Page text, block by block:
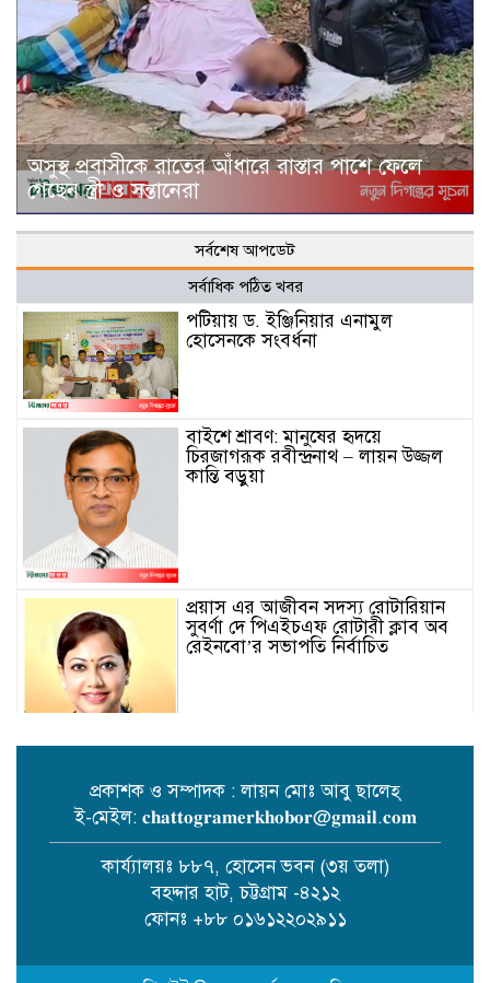
অসুস্থ প্রবাসীকে রাতের আঁধারে রাস্তার পাশে ফেলে
গেছেন স্ত্রী ও সন্তানেরা
সর্বশেষ আপডেট
সর্বাধিক পঠিত খবর
পটিয়ায় ড. ইঞ্জিনিয়ার এনামুল
হোসেনকে সংবর্ধনা
বাইশে শ্রাবণ: মানুষের হৃদয়ে
চিরজাগরূক রবীন্দ্রনাথ – লায়ন উজ্জল
কান্তি বড়ুয়া
প্রয়াস এর আজীবন সদস্য রোটারিয়ান
সুবর্ণা দে পিএইচএফ রোটারী ক্লাব অব
রেইনবো’র সভাপতি নির্বাচিত
তোমার গানে জাগবে জুলাই’
প্রতিযোগিতায় পুরস্কৃত হন জাসাস
চট্টগ্রাম মহানগর সদস‌্য স‌চিব মামুনুর
রশিদ শিপন।
পটিয়ায় র‍্যাবের অভিযানে তিন কোটি
প্রকাশক ও সম্পাদক : লায়ন মোঃ আবু ছালেহ্
ই-মেইল: 𝐜𝐡𝐚𝐭𝐭𝐨𝐠𝐫𝐚𝐦𝐞𝐫𝐤𝐡𝐨𝐛𝐨𝐫@𝐠𝐦𝐚𝐢𝐥.𝐜𝐨𝐦
কার্য্যালয়ঃ ৮৮৭, হোসেন ভবন (৩য় তলা)
বহদ্দার হাট, চট্টগ্রাম -৪২১২
ফোনঃ +৮৮ ০১৬১২২০২৯১১